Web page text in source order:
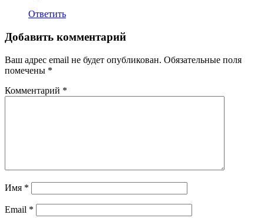
Ответить
Добавить комментарий
Ваш адрес email не будет опубликован. Обязательные поля
помечены *
Комментарий *
Имя *
Email *